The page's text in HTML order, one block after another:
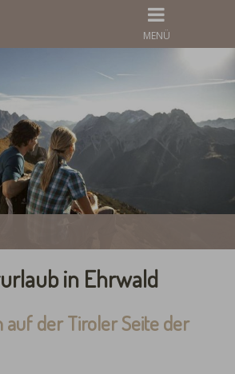
MENÜ
in Ehrwald
der Tiroler Seite der